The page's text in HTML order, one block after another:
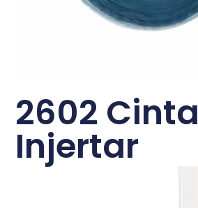
2602 Cinta
Injertar